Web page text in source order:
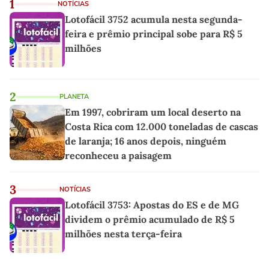
1 NOTÍCIAS
Lotofácil 3752 acumula nesta segunda-
feira e prêmio principal sobe para R$ 5
milhões
2 PLANETA
Em 1997, cobriram um local deserto na
Costa Rica com 12.000 toneladas de cascas
de laranja; 16 anos depois, ninguém
reconheceu a paisagem
3 NOTÍCIAS
Lotofácil 3753: Apostas do ES e de MG
dividem o prêmio acumulado de R$ 5
milhões nesta terça-feira